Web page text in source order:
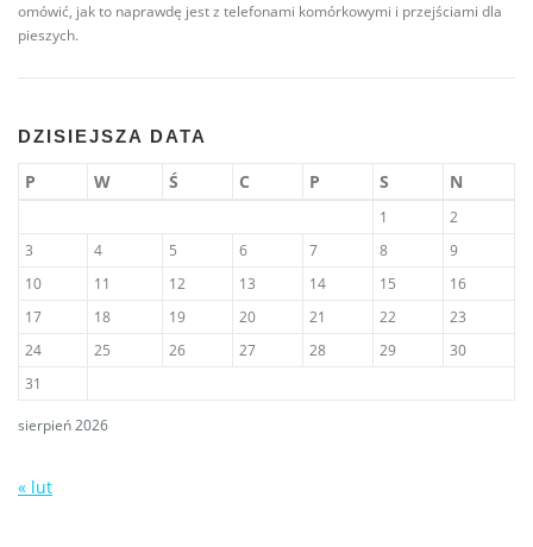
omówić, jak to naprawdę jest z telefonami komórkowymi i przejściami dla
pieszych.
DZISIEJSZA DATA
sierpień 2026
P W Ś C P S N
1
2
3
4 5 6 7 8
9
10
11 12 13 14 15
16
17
18 19 20 21 22
23
24
25 26 27 28 29
30
31
« lut